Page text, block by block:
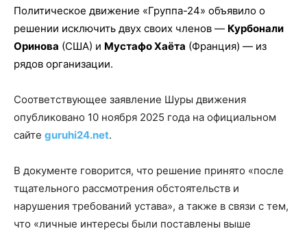
Политическое движение «Группа-24» объявило о
решении исключить двух своих членов — Курбонали
Оринова (США) и Мустафо Хаёта (Франция) — из
рядов организации.
Соответствующее заявление Шуры движения
опубликовано 10 ноября 2025 года на официальном
сайте guruhi24.net.
В документе говорится, что решение принято «после
тщательного рассмотрения обстоятельств и
нарушения требований устава», а также в связи с тем,
что «личные интересы были поставлены выше